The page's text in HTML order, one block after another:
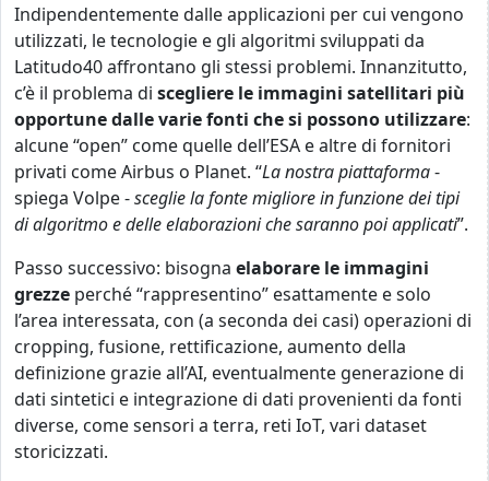
Indipendentemente dalle applicazioni per cui vengono
utilizzati, le tecnologie e gli algoritmi sviluppati da
Latitudo40 affrontano gli stessi problemi. Innanzitutto,
c’è il problema di scegliere le immagini satellitari più
opportune dalle varie fonti che si possono utilizzare:
alcune “open” come quelle dell’ESA e altre di fornitori
privati come Airbus o Planet. “La nostra piattaforma-
spiega Volpe -sceglie la fonte migliore in funzione dei tipi
di algoritmo e delle elaborazioni che saranno poi applicati”.
Passo successivo: bisogna elaborare le immagini
grezze perché “rappresentino” esattamente e solo
l’area interessata, con (a seconda dei casi) operazioni di
cropping, fusione, rettificazione, aumento della
definizione grazie all’AI, eventualmente generazione di
dati sintetici e integrazione di dati provenienti da fonti
diverse, come sensori a terra, reti IoT, vari dataset
storicizzati.